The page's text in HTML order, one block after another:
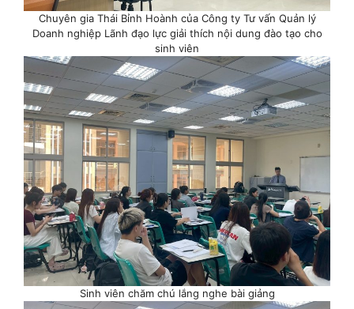
Chuyên gia Thái Bỉnh Hoành của Công ty Tư vấn Quản lý
Doanh nghiệp Lãnh đạo lực giải thích nội dung đào tạo cho
sinh viên
Sinh viên chăm chú lắng nghe bài giảng